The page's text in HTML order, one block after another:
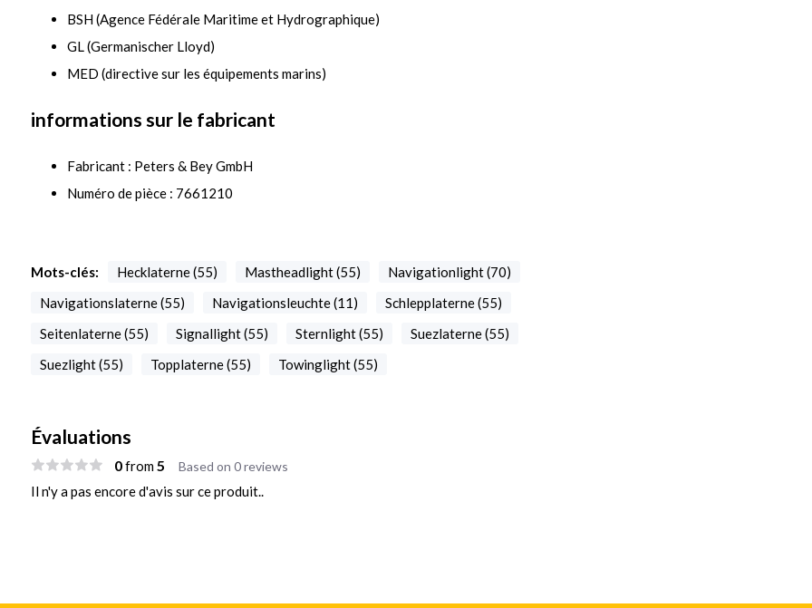
BSH (Agence Fédérale Maritime et Hydrographique)
GL (Germanischer Lloyd)
MED (directive sur les équipements marins)
informations sur le fabricant
Fabricant : Peters & Bey GmbH
Numéro de pièce : 7661210
Mots-clés: Hecklaterne (55) Mastheadlight (55)
Navigationlight (70)
Navigationslaterne (55)
Navigationsleuchte (11)
Schlepplaterne (55)
Seitenlaterne (55)
Signallight (55) Sternlight (55)
Suezlaterne (55)
Suezlight (55)
Topplaterne (55) Towinglight (55)
Évaluations
0from5 Based on 0 reviews
Il n'y a pas encore d'avis sur ce produit..